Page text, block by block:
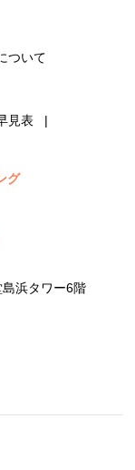
ついて
見表
グ
浜タワー6階